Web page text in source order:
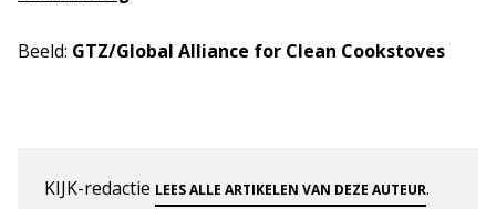
Beeld: GTZ/Global Alliance for Clean Cookstoves
KIJK-redactie LEES ALLE ARTIKELEN VAN DEZE AUTEUR.